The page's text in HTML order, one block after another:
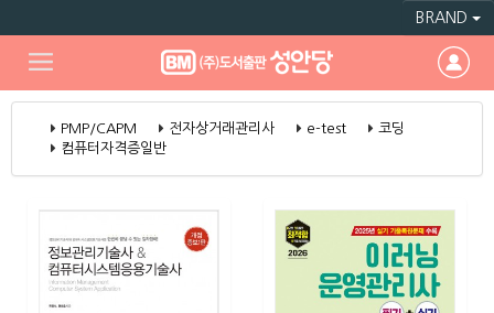
BRAND
PMP/CAPM 전자상거래관리사 e-test
코딩
컴퓨터자격증일반